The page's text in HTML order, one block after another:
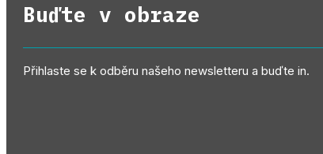
Buďte v obraze
Přihlaste se k odběru našeho newsletteru a buďte in.